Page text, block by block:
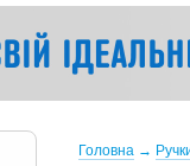
Головна →